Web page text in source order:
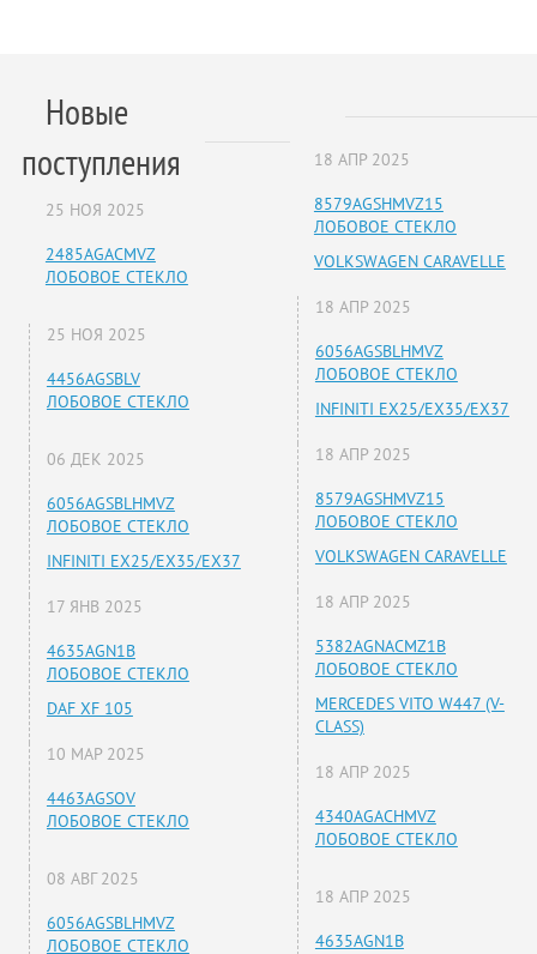
Новые
поступления
25 НОЯ 2025
2485AGACMVZ
ЛОБОВОЕ СТЕКЛО
25 НОЯ 2025
4456AGSBLV
ЛОБОВОЕ СТЕКЛО
06 ДЕК 2025
6056AGSBLHMVZ
ЛОБОВОЕ СТЕКЛО
INFINITI EX25/EX35/EX37
17 ЯНВ 2025
4635AGN1B
ЛОБОВОЕ СТЕКЛО
DAF XF 105
10 МАР 2025
4463AGSOV
ЛОБОВОЕ СТЕКЛО
08 АВГ 2025
6056AGSBLHMVZ
ЛОБОВОЕ СТЕКЛО
18 АПР 2025
8579AGSHMVZ15
ЛОБОВОЕ СТЕКЛО
VOLKSWAGEN CARAVELLE
18 АПР 2025
6056AGSBLHMVZ
ЛОБОВОЕ СТЕКЛО
INFINITI EX25/EX35/EX37
18 АПР 2025
8579AGSHMVZ15
ЛОБОВОЕ СТЕКЛО
VOLKSWAGEN CARAVELLE
18 АПР 2025
5382AGNACMZ1B
ЛОБОВОЕ СТЕКЛО
MERCEDES VITO W447 (V-
CLASS)
18 АПР 2025
4340AGACHMVZ
ЛОБОВОЕ СТЕКЛО
18 АПР 2025
4635AGN1B